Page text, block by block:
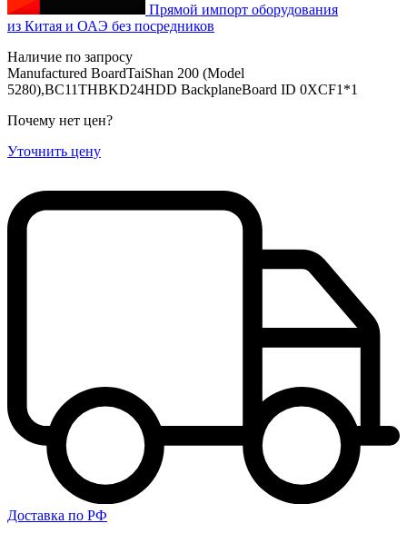
Прямой импорт оборудования
из Китая и ОАЭ без посредников
Наличие по запросу
Manufactured BoardTaiShan 200 (Model
5280),BC11THBKD24HDD BackplaneBoard ID 0XCF1*1
Почему нет цен?
Уточнить цену
Доставка по РФ